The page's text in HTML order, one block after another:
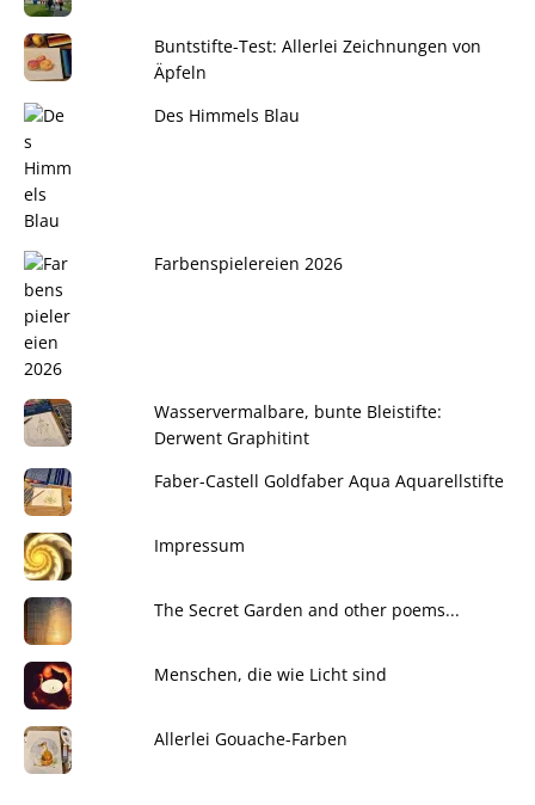
Buntstifte-Test: Allerlei Zeichnungen von
Äpfeln
Des Himmels Blau
Farbenspielereien 2026
Wasservermalbare, bunte Bleistifte:
Derwent Graphitint
Faber-Castell Goldfaber Aqua Aquarellstifte
Impressum
The Secret Garden and other poems...
Menschen, die wie Licht sind
Allerlei Gouache-Farben